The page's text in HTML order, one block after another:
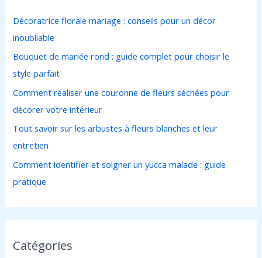
c
h
e
r
:
Décoratrice florale mariage : conseils pour un décor
inoubliable
Bouquet de mariée rond : guide complet pour choisir le
style parfait
Comment réaliser une couronne de fleurs séchées pour
décorer votre intérieur
Tout savoir sur les arbustes à fleurs blanches et leur
entretien
Comment identifier et soigner un yucca malade : guide
pratique
Catégories